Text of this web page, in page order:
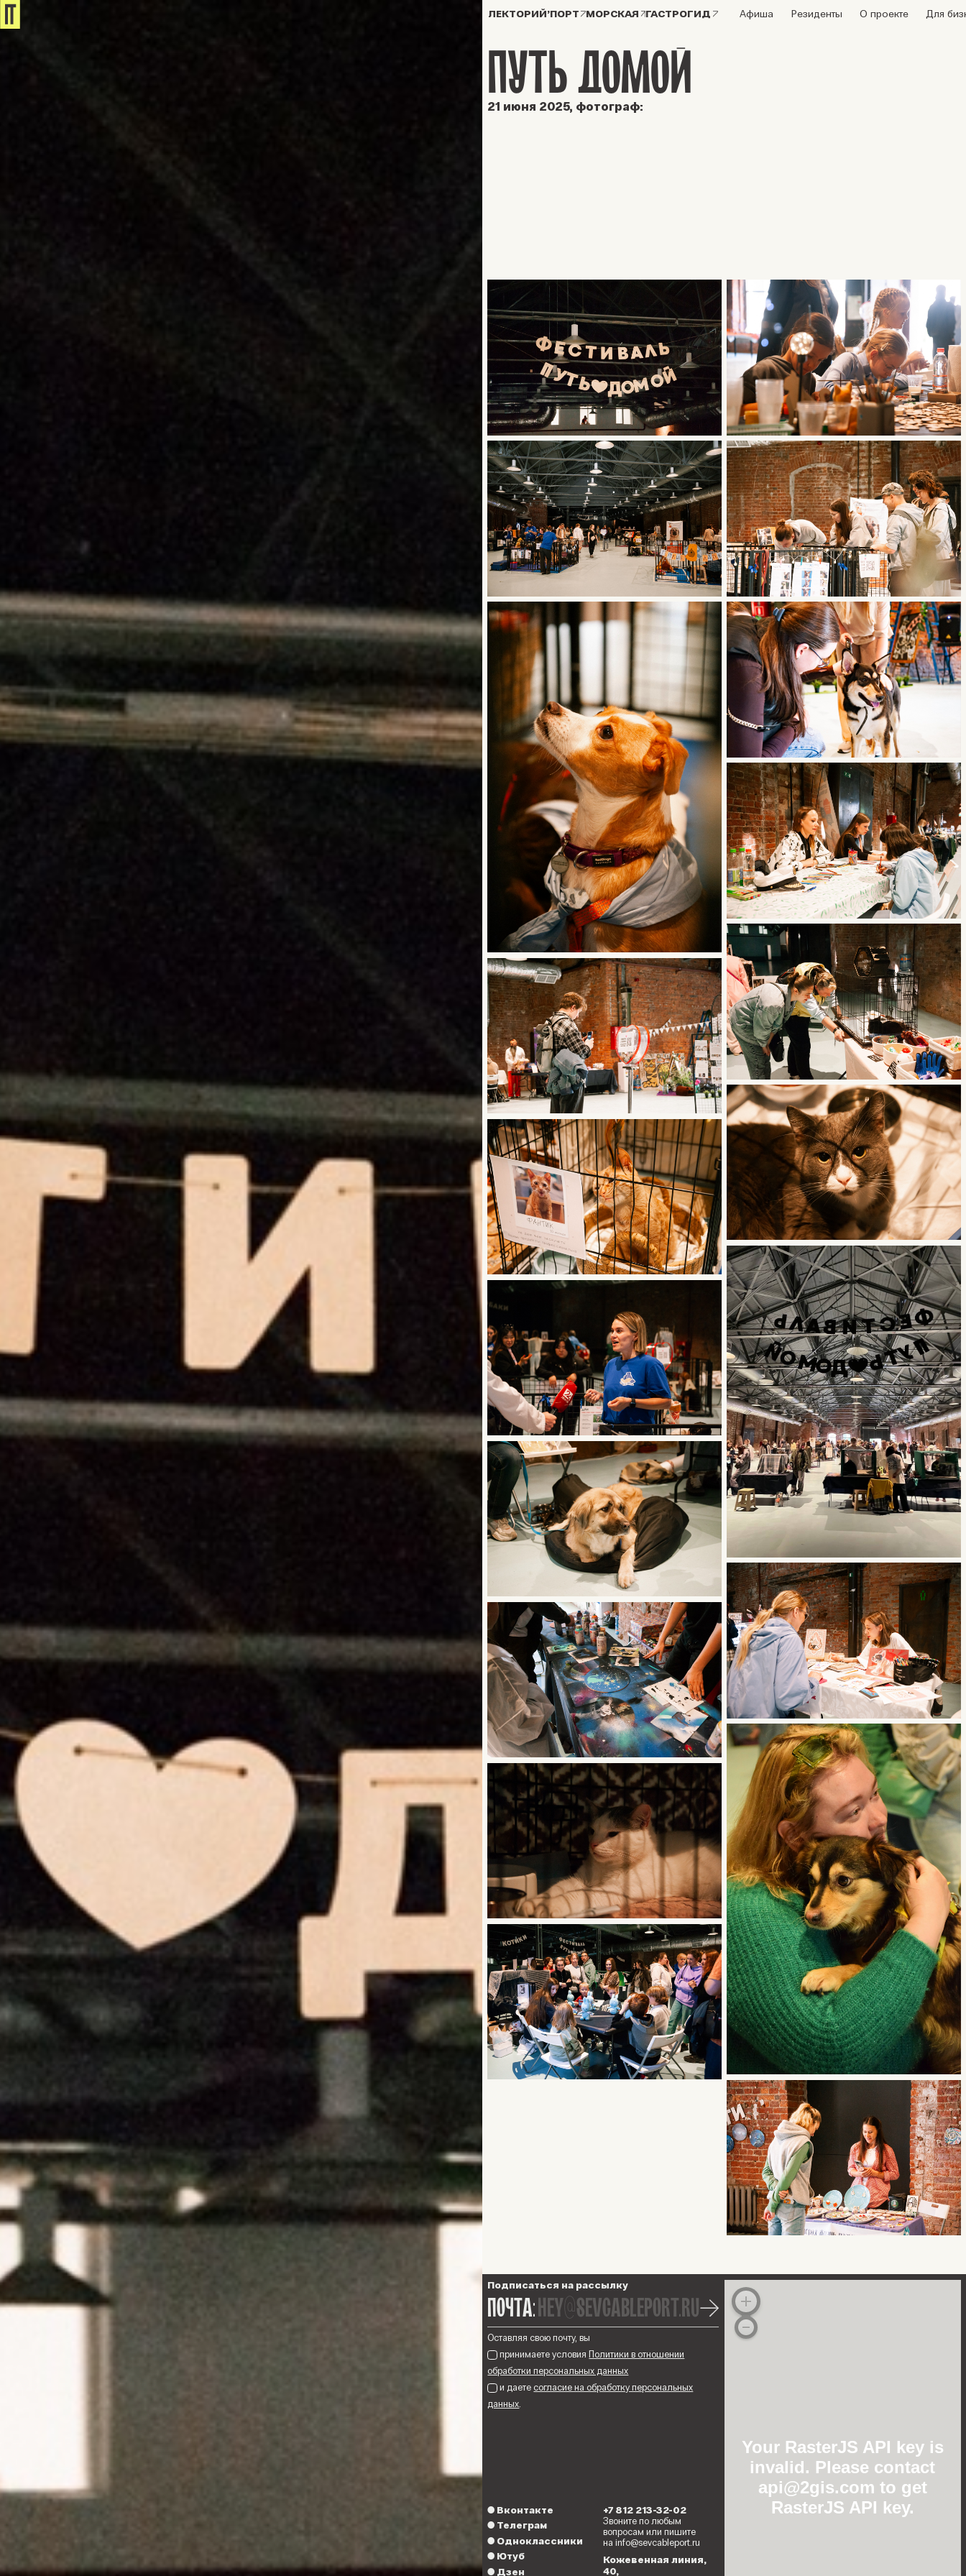
ЛЕКТОРИЙ’ПОРТ МОРСКАЯ ГАСТРОГИД Афиша Резиденты О проекте Для
ПУТЬ ДОМОЙ
21 июня 2025, фотограф:
Подписаться на рассылку
ПОЧТА:hey@sevcableport.ru
Оставляя свою почту, вы
принимаете условия Политики в отношении
обработки персональных данных
и даетесогласие на обработку персональных
данных.
● Вконтакте
● Телеграм
● Одноклассники
● Ютуб
● Дзен
+7 812 213-32-02
Звоните по любым
вопросам или пишите
на info@sevcableport.ru
Кожевенная линия,
40,
Your RasterJS API key is
invalid. Please contact
api@2gis.com to get
RasterJS API key.